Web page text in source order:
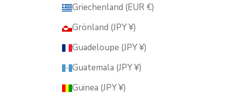
Griechenland (EUR €)
Grönland (JPY ¥)
Guadeloupe (JPY ¥)
Guatemala (JPY ¥)
Guinea (JPY ¥)